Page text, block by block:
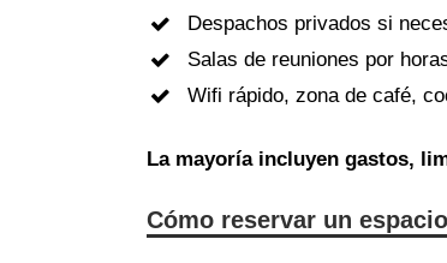
Despachos privados si
Salas de reuniones por
Wifi rápido, zona de café,
La mayoría incluyen gastos,
Cómo reservar un